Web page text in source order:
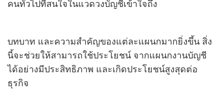
คนทั่วไปที่สนใจในแวดวงบัญชีเข้าใจถึง
บทบาท และความสำคัญของแต่ละแผนกมากยิ่งขึ้น สิ่ง
นี้จะช่วยให้สามารถใช้ประโยชน์ จากแผนกงานบัญชี
ได้อย่างมีประสิทธิภาพ และเกิดประโยชน์สูงสุดต่อ
ธุรกิจ